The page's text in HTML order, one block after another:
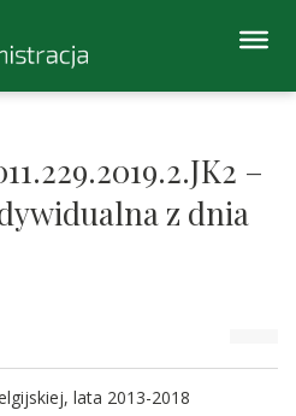
–
z dnia
lata 2013-2018